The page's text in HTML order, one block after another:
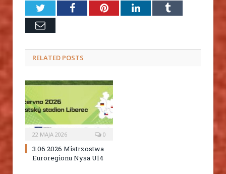
TwitterFacebookPinterestLinkedInTumblr
Email
RELATED POSTS
22 MAJA 2026 0
3.06.2026 Mistrzostwa
Euroregionu Nysa U14